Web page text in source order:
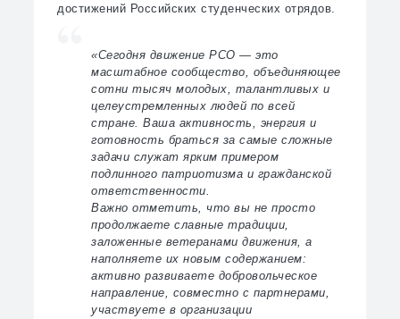
достижений Российских студенческих отрядов.
«Сегодня движение РСО — это
масштабное сообщество, объединяющее
сотни тысяч молодых, талантливых и
целеустремленных людей по всей
стране. Ваша активность, энергия и
готовность браться за самые сложные
задачи служат ярким примером
подлинного патриотизма и гражданской
ответственности.
Важно отметить, что вы не просто
продолжаете славные традиции,
заложенные ветеранами движения, а
наполняете их новым содержанием:
активно развиваете добровольческое
направление, совместно с партнерами,
участвуете в организации